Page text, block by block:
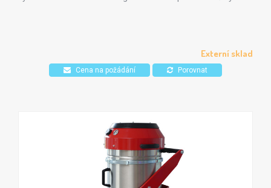
Jednoduché použití pomocí elektronického ovládacího
panelu, který v reálném čas zobrazuje stav odsávání.
Externí sklad
Cena na požádání Porovnat